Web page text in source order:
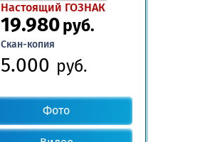
Настоящий ГОЗНАК
19.980руб.
Скан-копия
5.000 руб.
Фото